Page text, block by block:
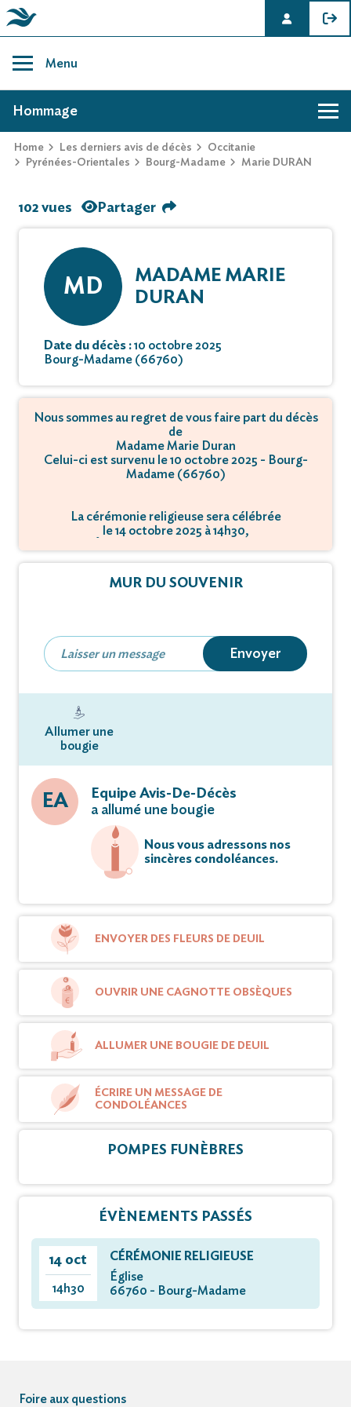
content
Menu
AVIS DE DÉCÈS DE MARIE DURAN
Home Les derniers avis de décès
Occitanie
Pyrénées-Orientales
Bourg-Madame Marie DURAN
Hommage
102 vues Partager
MD
MADAME MARIE
DURAN
Date du décès :10 octobre 2025
Bourg-Madame (66760)
Nous sommes au regret de vous faire part du décès
de
Madame Marie Duran
Celui-ci est survenu le 10 octobre 2025 - Bourg-
Madame (66760)
La cérémonie religieuse sera célébrée
le 14 octobre 2025 à 14h30,
MUR DU SOUVENIR
Envoyer
Allumer une
bougie
EA
Equipe Avis-De-Décès
a allumé une bougie
Nous vous adressons nos
sincères condoléances.
ENVOYER DES FLEURS DE DEUIL
OUVRIR UNE CAGNOTTE OBSÈQUES
ALLUMER UNE BOUGIE DE DEUIL
ÉCRIRE UN MESSAGE DE
CONDOLÉANCES
POMPES FUNÈBRES
ÉVÈNEMENTS PASSÉS
14 oct
14h30
CÉRÉMONIE RELIGIEUSE
Église
66760 - Bourg-Madame
Foire aux questions